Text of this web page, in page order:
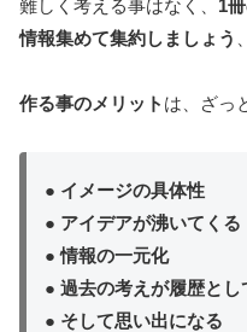
難しく考える事はなく、 1
情報集めて集約しましょう
作る事のメリット は、ざっ
● イメージの具体性
● アイデアが沸いてくる
● 情報の一元化
● 過去の考えが履歴とし
● そして思い出になる